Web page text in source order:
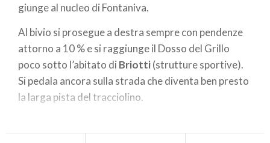
giunge al nucleo di Fontaniva.
Al bivio si prosegue a destra sempre con pendenze
attorno a 10 % e si raggiunge il Dosso del Grillo
poco sotto l’abitato di Briotti(strutture sportive).
Si pedala ancora sulla strada che diventa ben presto
la larga pista del tracciolino.